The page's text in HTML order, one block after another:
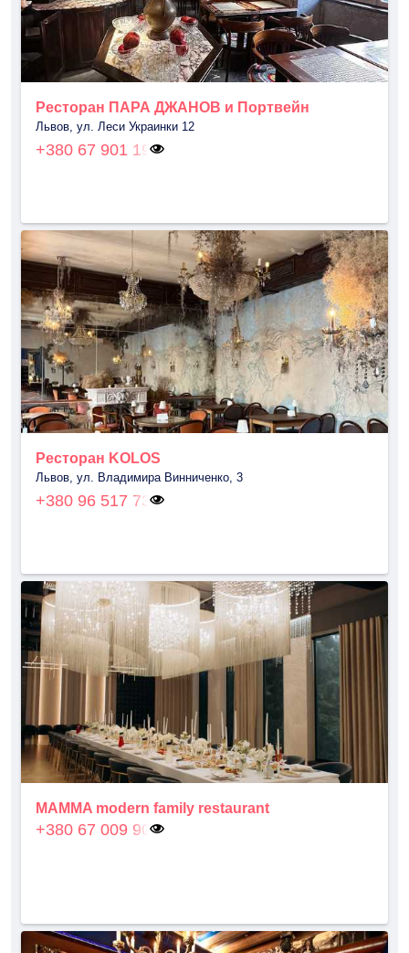
Ресторан ПАРА ДЖАНОВ и Портвейн
Львов, ул. Леси Украинки 12
+380 67 901 19
Ресторан KOLOS
Львов, ул. Владимира Винниченко, 3
+380 96 517 73
MAMMA modern family restaurant
+380 67 009 90